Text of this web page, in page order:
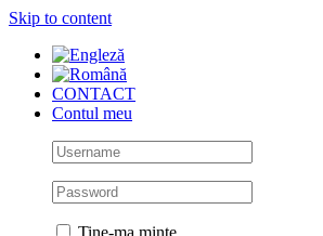
Skip to content
CONTACT
Contul meu
Tine-ma minte